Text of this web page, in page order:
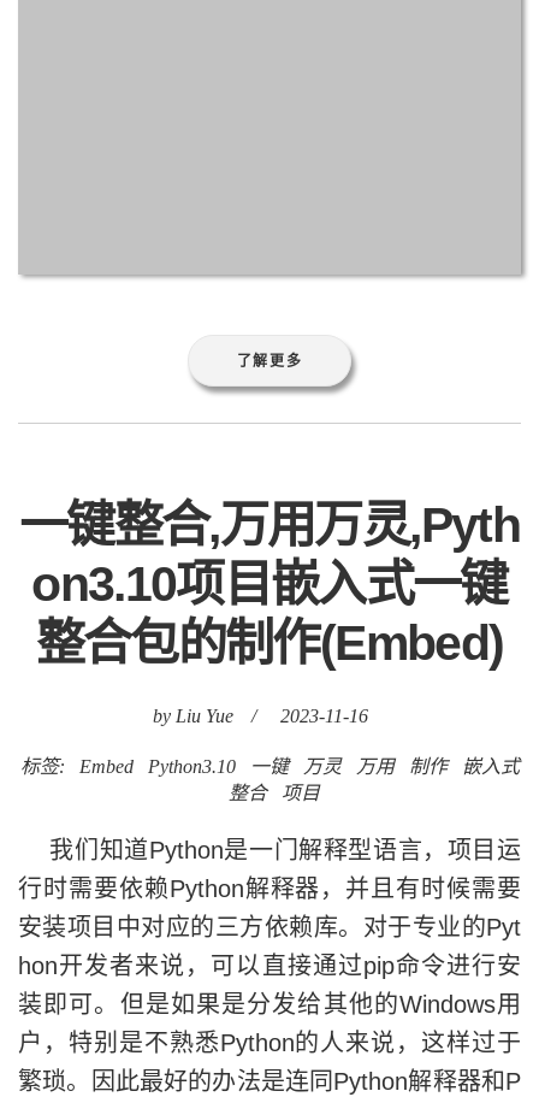
了解更多
一键整合,万用万灵,Pyth
on3.10项目嵌入式一键
整合包的制作(Embed)
by Liu Yue / 2023-11-16
标签: Embed Python3.10 一键 万灵 万用 制作
嵌入式
整合
项目
我们知道Python是一门解释型语言，项目运
行时需要依赖Python解释器，并且有时候需要
安装项目中对应的三方依赖库。对于专业的Pyt
hon开发者来说，可以直接通过pip命令进行安
装即可。但是如果是分发给其他的Windows用
户，特别是不熟悉Python的人来说，这样过于
繁琐。因此最好的办法是连同Python解释器和P